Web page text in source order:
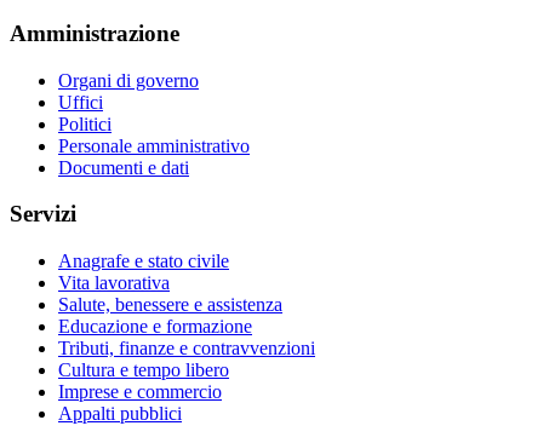
Amministrazione
Organi di governo
Uffici
Politici
Personale amministrativo
Documenti e dati
Servizi
Anagrafe e stato civile
Vita lavorativa
Salute, benessere e assistenza
Educazione e formazione
Tributi, finanze e contravvenzioni
Cultura e tempo libero
Imprese e commercio
Appalti pubblici